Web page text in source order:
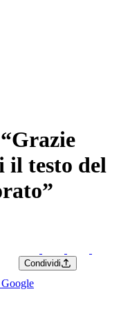
il testo del
Condividi